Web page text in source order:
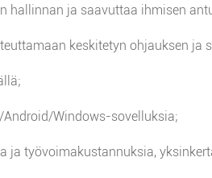
hallinnan ja saavuttaa ihmisen
keskitetyn ohjauksen ja
Windows-sovelluksia;
työvoimakustannuksia,